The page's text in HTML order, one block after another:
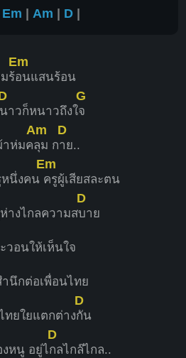
Em | Am | D|
ร้
Em
อนแสนร้อน
นาวก็หนาวถึงใ
G
จ
าห่มค
Am
ลุม ก
D
าย..
หนึ่งคน
Em
ครูผู้เสียสละตน
างไกลความส
D
บาย
วอนให้เห็นใจ
นึกต่อเพื่อนไทย
ทยใยแตกต่าง
D
กัน
หนู อยู่ไ
D
กลไกล๊ไกล..